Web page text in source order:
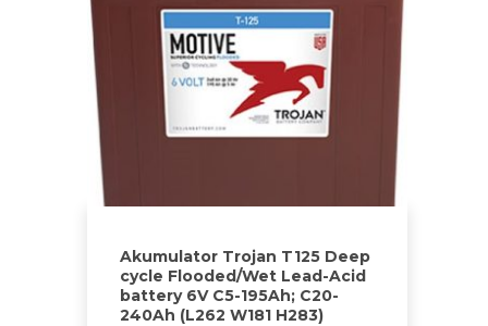
Akumulator Trojan T125 Deep
cycle Flooded/Wet Lead-Acid
battery 6V C5-195Ah; C20-
240Ah (L262 W181 H283)